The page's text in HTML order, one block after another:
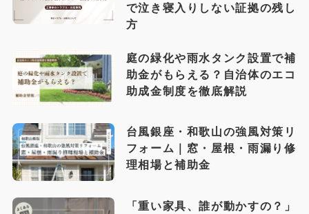
で泣き寝入りしない証拠の残し
方
庭の緑化や雨水タンク設置で補
助金がもらえる？自治体のエコ
助成金制度を徹底解説
台風銀座・和歌山の強風対策リ
フォーム｜窓・屋根・雨漏り修
理相場と補助金
「重い家具、誰が動かすの？」